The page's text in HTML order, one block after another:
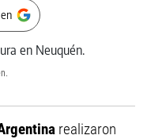
realizaron